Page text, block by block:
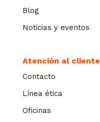
Blog
Noticias y eventos
Atención al cliente
Contacto
Línea ética
Oficinas